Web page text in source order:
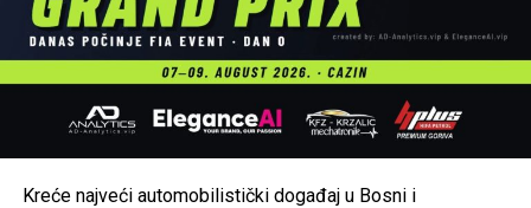
UP NEXT
U protekla 24 sata u Cazinu zabilježene dvije policijske
intervencije
DON'T MISS
Stanislav u džamiji u Cazinu prešao na islam, uzeo ime
Emir
Kreće najveći automobilistički događaj u Bosni i